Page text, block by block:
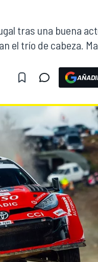
tras una buena
el trío de cabeza.